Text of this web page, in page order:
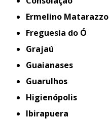
Ermelino Matarazzo
Freguesia do Ó
Grajaú
Guaianases
Guarulhos
Higienópolis
Ibirapuera